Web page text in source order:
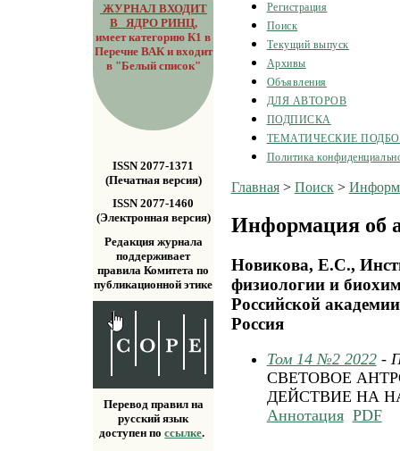
ЖУРНАЛ ВХОДИТ
В ЯДРО РИНЦ,
имеет категорию К1 в
Перечне ВАК и входит
в "Белый список"
ISSN 2077-1371
(Печатная версия)
ISSN 2077-1460
(Электронная версия)
Редакция журнала
поддерживает
правила Комитета по
публикационной этике
Перевод правил на
русский язык
доступен поссылке.
Регистрация
Поиск
Текущий выпуск
Архивы
Объявления
ДЛЯ АВТОРОВ
ПОДПИСКА
ТЕМАТИЧЕСКИЕ
Политика
Главная> Поиск>
Информация об
Новикова, Е.С.,
физиологии и
Российской
Россия
Том 14 №2 2022-
СВЕТОВОЕ
ДЕЙСТВИЕ НА
Аннотация PDF